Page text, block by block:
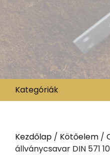
Kategóriák
Kezdőlap / Kötőelem /
állványcsavar DIN 571